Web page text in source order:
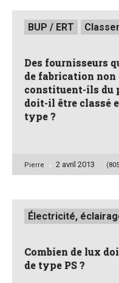
Posted
inBUP / ERT
Des fournisseurs
de fabrication
constituent-ils du
doit-il être classé
type ?
Posted
Pierre 2 avril 2013
Posted
inÉlectricité,
Combien de lux
de type PS ?